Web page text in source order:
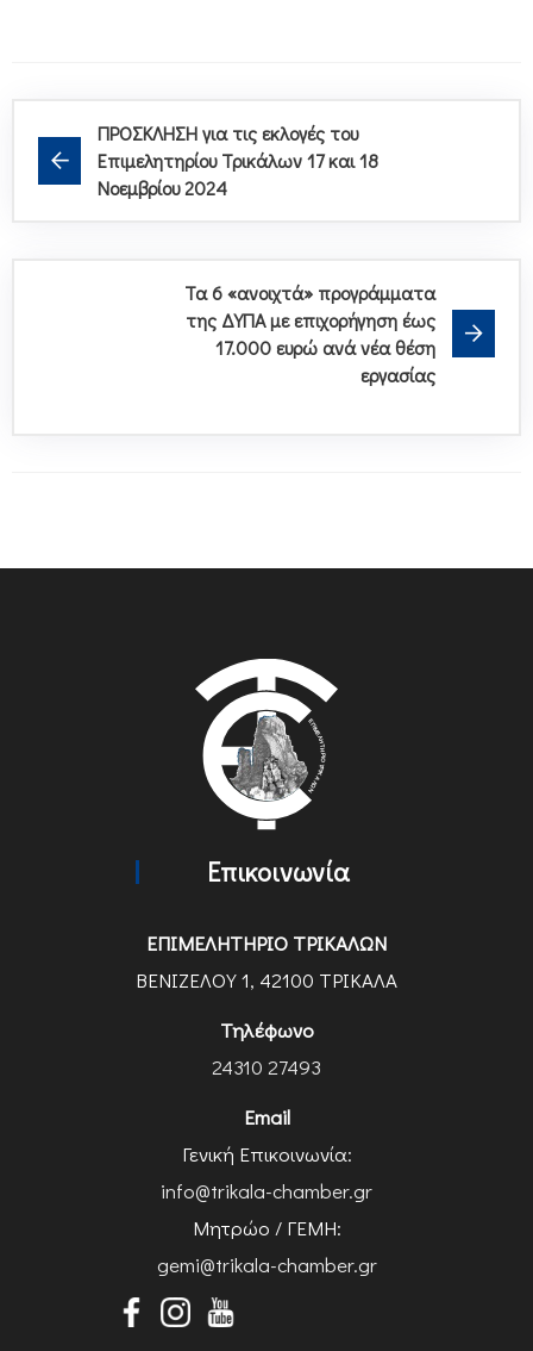
ΠΡΟΣΚΛΗΣΗ για τις εκλογές του
Επιμελητηρίου Τρικάλων 17 και 18
Νοεμβρίου 2024
Τα 6 «ανοιχτά» προγράμματα
της ΔΥΠΑ με επιχορήγηση έως
17.000 ευρώ ανά νέα θέση
εργασίας
Επικοινωνία
ΕΠΙΜΕΛΗΤΗΡΙΟ ΤΡΙΚΑΛΩΝ
ΒΕΝΙΖΕΛΟΥ 1, 42100 ΤΡΙΚΑΛΑ
Τηλέφωνο
24310 27493
Email
Γενική Επικοινωνία:
info@trikala-chamber.gr
Μητρώο / ΓΕΜΗ:
gemi@trikala-chamber.gr